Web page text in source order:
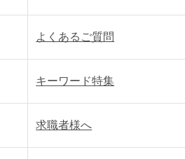
よくあるご質問
キーワード特集
求職者様へ